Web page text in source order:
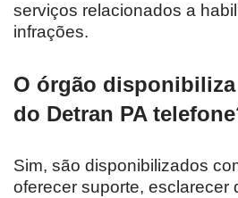
serviços relacionados a
infrações.
O órgão
do Detran PA
Sim, são disponibilizados
oferecer suporte, esclarecer